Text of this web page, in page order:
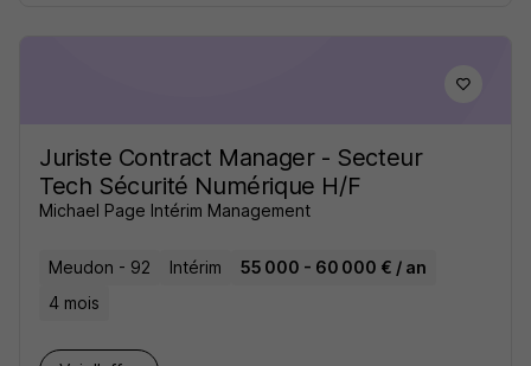
Juriste Contract Manager - Secteur
Tech Sécurité Numérique H/F
Michael Page Intérim Management
Meudon - 92 Intérim
55 000 - 60 000 € / an
4 mois